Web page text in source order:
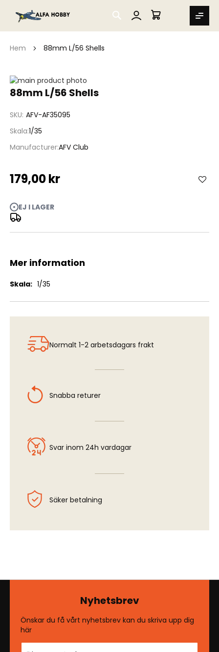
SEARCH
MIN VARUKORG
Hem 88mm L/56 Shells
88mm L/56 Shells
SKU AFV-AF35095
Skala 1/35
ManufacturerAFV Club
179,00 kr
EJ I LAGER
Hoppa
till
bildgalleriet
Hoppa
av
bildgalleriet
Mer information
Mer
1/35
Normalt 1-2 arbetsdagars frakt
Snabba returer
Svar inom 24h vardagar
Säker betalning
Nyhetsbrev
Önskar du få vårt nyhetsbrev kan du skriva upp dig
här